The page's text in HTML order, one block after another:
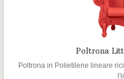
Poltrona
Poltrona in Polietilene lineare